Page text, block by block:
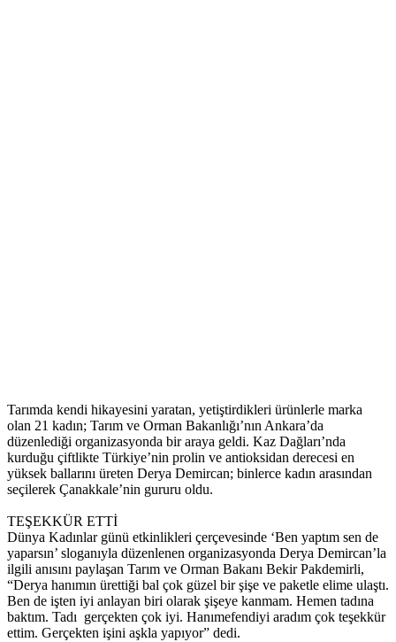
Tarımda kendi hikayesini yaratan, yetiştirdikleri ürünlerle marka
olan 21 kadın; Tarım ve Orman Bakanlığı’nın Ankara’da
düzenlediği organizasyonda bir araya geldi. Kaz Dağları’nda
kurduğu çiftlikte Türkiye’nin prolin ve antioksidan derecesi en
yüksek ballarını üreten Derya Demircan; binlerce kadın arasından
seçilerek Çanakkale’nin gururu oldu.
TEŞEKKÜR ETTİ
Dünya Kadınlar günü etkinlikleri çerçevesinde ‘Ben yaptım sen de
yaparsın’ sloganıyla düzenlenen organizasyonda Derya Demircan’la
ilgili anısını paylaşan Tarım ve Orman Bakanı Bekir Pakdemirli,
“Derya hanımın ürettiği bal çok güzel bir şişe ve paketle elime ulaştı.
Ben de işten iyi anlayan biri olarak şişeye kanmam. Hemen tadına
baktım. Tadı gerçekten çok iyi. Hanımefendiyi aradım çok teşekkür
ettim. Gerçekten işini aşkla yapıyor” dedi.